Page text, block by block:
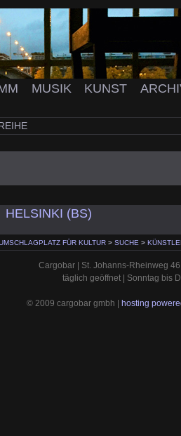
MUSIK KUNST
HELSINKI (BS)
FÜR KULTUR > SUCHE >
Cargobar | St. Johanns-Rheinweg
täglich geöffnet | Sonntag bis
© 2009 cargobar gmbh | hosting